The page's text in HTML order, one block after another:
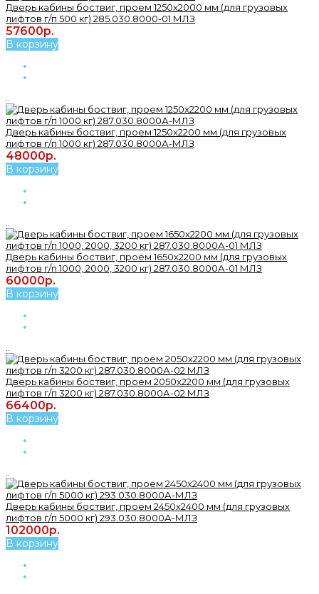
Дверь кабины боствиг, проем 1250х2000 мм (для грузовых
лифтов г/п 500 кг) 285.030.8000-01 МЛЗ
57600р.
В корзину
Дверь кабины боствиг, проем 1250х2200 мм (для грузовых
лифтов г/п 1000 кг) 287.030.8000А-МЛЗ
48000р.
В корзину
Дверь кабины боствиг, проем 1650х2200 мм (для грузовых
лифтов г/п 1000, 2000, 3200 кг) 287.030.8000А-01 МЛЗ
60000р.
В корзину
Дверь кабины боствиг, проем 2050х2200 мм (для грузовых
лифтов г/п 3200 кг) 287.030.8000А-02 МЛЗ
66400р.
В корзину
Дверь кабины боствиг, проем 2450х2400 мм (для грузовых
лифтов г/п 5000 кг) 293.030.8000А-МЛЗ
102000р.
В корзину